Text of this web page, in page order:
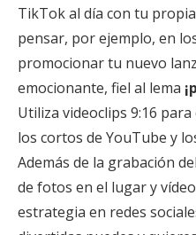
TikTok al día con tu
pensar, por ejemplo, en
promocionar tu nuevo
emocionante, fiel al lema
Utiliza videoclips 9:16
los cortos de YouTube y
Además de la grabación
de fotos en el lugar y
estrategia en redes